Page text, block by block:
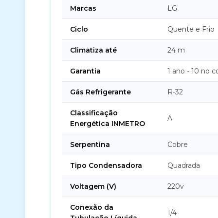
Marcas LG
Ciclo Quente e Frio
Climatiza até 24 m
Garantia 1 ano - 10 no
Gás Refrigerante R-32
Classificação
Energética INMETRO
A
Serpentina Cobre
Tipo Condensadora Quadrada
Voltagem (V) 220v
Conexão da
1/4